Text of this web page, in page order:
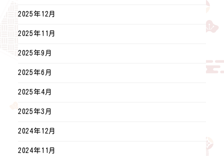
2025年12月
2025年11月
2025年9月
2025年6月
2025年4月
2025年3月
2024年12月
2024年11月